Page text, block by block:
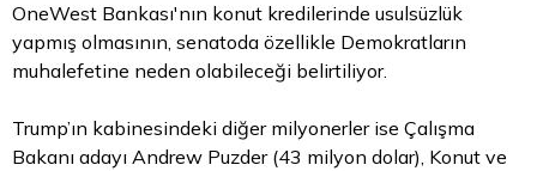
OneWest Bankası'nın konut kredilerinde usulsüzlük
yapmış olmasının, senatoda özellikle Demokratların
muhalefetine neden olabileceği belirtiliyor.
Trump’ın kabinesindeki diğer milyonerler ise Çalışma
Bakanı adayı Andrew Puzder (43 milyon dolar), Konut ve